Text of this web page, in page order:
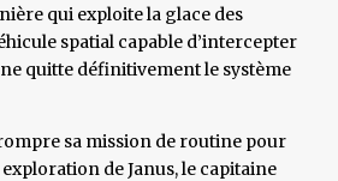
qui exploite la glace des
spatial capable d’intercepter
ne quitte définitivement le système
sa mission de routine pour
de Janus, le capitaine